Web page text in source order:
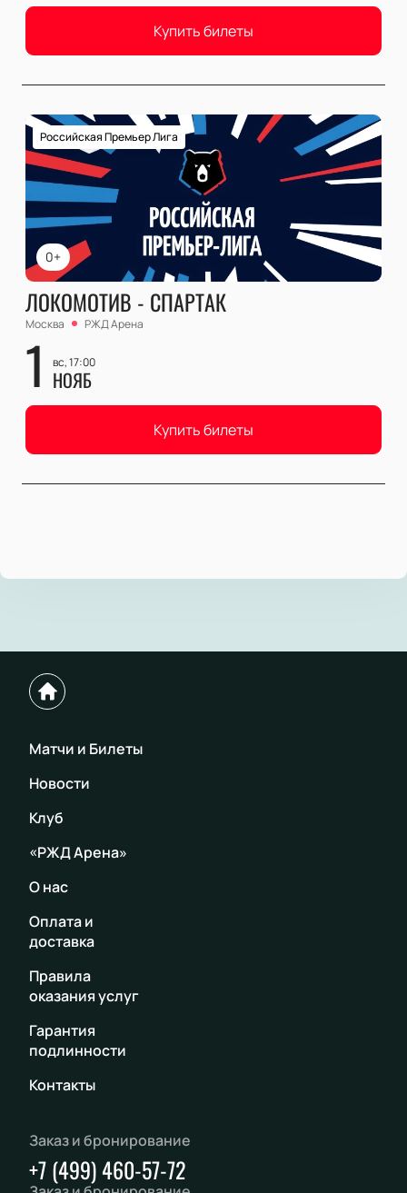
Купить билеты
0+
Российская Премьер Лига
ЛОКОМОТИВ - СПАРТАК
Москва РЖД Арена
1 вс, 17:00
НОЯБ
Купить билеты
Матчи и Билеты
Новости
Клуб
«РЖД Арена»
О нас
Оплата и
доставка
Правила
оказания услуг
Гарантия
подлинности
Контакты
Заказ и бронирование
+7 (499) 460-57-72